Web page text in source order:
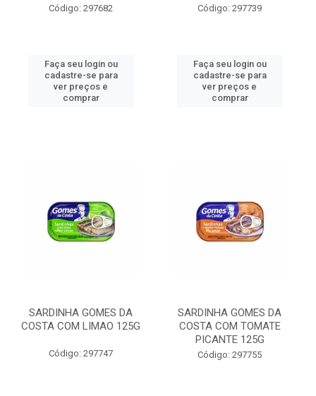
Código: 297682
Faça seu login ou
cadastre-se para
ver preços e
comprar
Código: 297739
Faça seu login ou
cadastre-se para
ver preços e
comprar
SARDINHA GOMES DA
COSTA COM LIMAO 125G
Código: 297747
SARDINHA GOMES DA
COSTA COM TOMATE
PICANTE 125G
Código: 297755